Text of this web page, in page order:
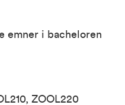
emner i bacheloren
, ZOOL220